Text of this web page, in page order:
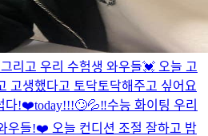
리고 우리 수험생 와우들💓 오늘 고
고생했다고 토닥토닥해주고 싶어요
다!❤️today!!!🙄💦‼️수능 화이팅 우리
우들!❤️ 오늘 컨디션 조절 잘하고 밥